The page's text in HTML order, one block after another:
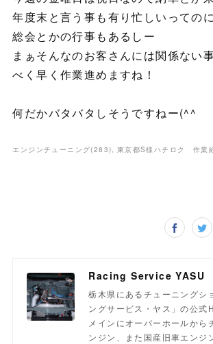
年度末と言う事も有り忙しいっての
総会とかの行事もあるしー
まぁそんなのお客さんには関係ない
べく早く作業進めますね！
何だかバタバタしそうですねー(^^ゞ
エンジンチューニング(283) 東京都S様ハチロク 作業
栃木県にあるチューニングシ
ングサービス・ヤス」の公式
メインにオーバーホールから
ンジン、また国産旧車エンジ